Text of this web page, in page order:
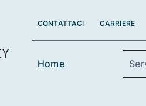
CONTATTACI CARRIERE
Home